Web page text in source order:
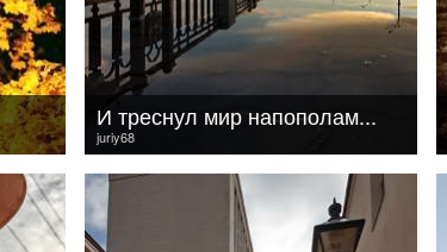
juriy68
И треснул мир напополам...